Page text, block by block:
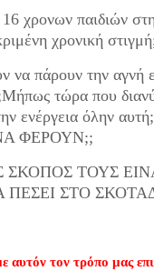
χρονων παιδιών
χρονική
να πάρουν την αγνή
τώρα που
ενέργεια όλην
ΦΕΡΟΥΝ;;
ΤΟΥΣ
ΣΤΟ
αυτόν τον τρόπο μας